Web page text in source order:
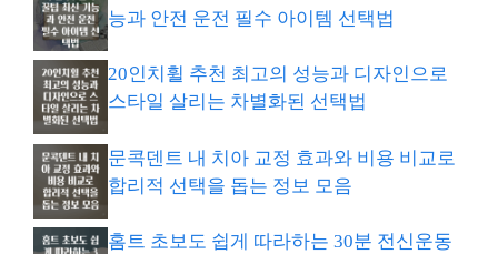
능과 안전 운전 필수 아이템 선택법
20인치휠 추천 최고의 성능과 디자인으로
스타일 살리는 차별화된 선택법
문콕덴트 내 치아 교정 효과와 비용 비교로
합리적 선택을 돕는 정보 모음
홈트 초보도 쉽게 따라하는 30분 전신운동